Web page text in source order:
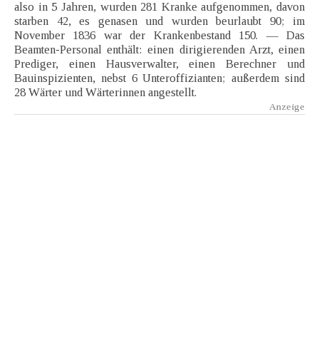
also in 5 Jahren, wurden 281 Kranke aufgenommen, davon
starben 42, es genasen und wurden beurlaubt 90; im
November 1836 war der Krankenbestand 150. — Das
Beamten-Personal enthält: einen dirigierenden Arzt, einen
Prediger, einen Hausverwalter, einen Berechner und
Bauinspizienten, nebst 6 Unteroffizianten; außerdem sind
28 Wärter und Wärterinnen angestellt.